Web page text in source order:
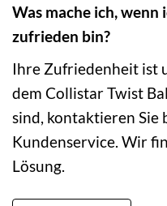
Was mache ich,
zufrieden bin?
Ihre Zufriedenheit ist
dem Collistar Twist
sind, kontaktieren Sie
Kundenservice. Wir
Lösung.